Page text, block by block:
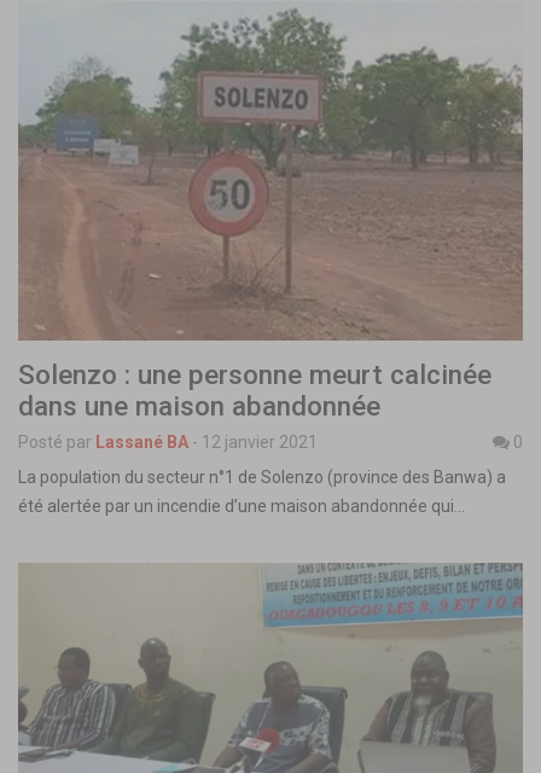
Solenzo : une personne meurt calcinée
dans une maison abandonnée
Posté par Lassané BA - 12 janvier 2021
0
La population du secteur n°1 de Solenzo (province des Banwa) a
été alertée par un incendie d’une maison abandonnée qui…